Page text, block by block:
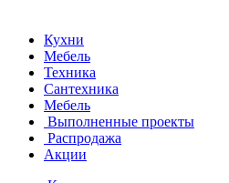
Кухни
Мебель
Техника
Сантехника
Мебель
Выполненные проекты
Распродажа
Акции